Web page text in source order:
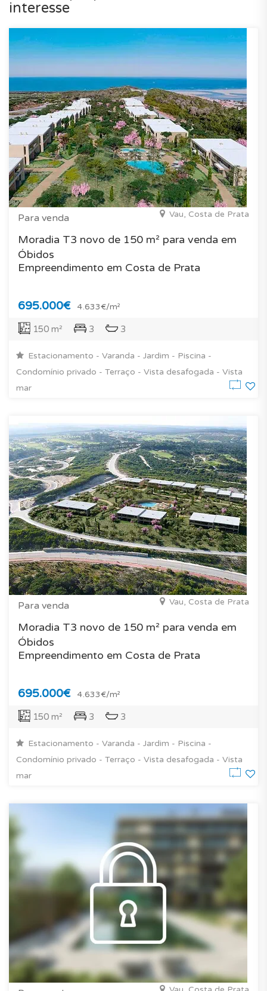
interesse
Para venda Vau, Costa de Prata
Moradia T3 novo de 150 m² para venda em
Óbidos
Empreendimento em Costa de Prata
695.000€ 4.633€/m²
150 m² 3 3
Estacionamento - Varanda - Jardim - Piscina -
Condomínio privado - Terraço - Vista desafogada - Vista
mar
Para venda Vau, Costa de Prata
Moradia T3 novo de 150 m² para venda em
Óbidos
Empreendimento em Costa de Prata
695.000€ 4.633€/m²
150 m² 3 3
Estacionamento - Varanda - Jardim - Piscina -
Condomínio privado - Terraço - Vista desafogada - Vista
mar